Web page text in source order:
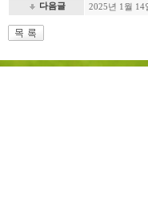
다음글
2025년 1월 14